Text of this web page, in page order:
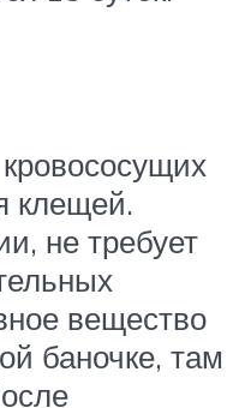
клещей.
не требует
вещество
баночке, там